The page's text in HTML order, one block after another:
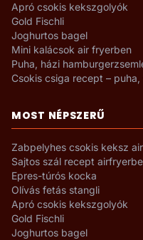
Apró csokis kekszgolyók
Gold Fischli
Joghurtos bagel
Mini kalácsok air fryerben
Puha, házi
Csokis csiga recept –
MOST NÉPSZERŰ
Zabpelyhes csokis keksz
Sajtos szál recept
Epres-túrós kocka
Olívás fetás stangli
Apró csokis kekszgolyók
Gold Fischli
Joghurtos bagel